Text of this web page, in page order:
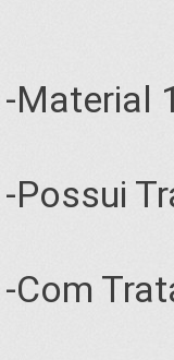
-Material
-Possui
-Com